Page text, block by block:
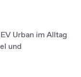
Sicherheit im
Urban im Alltag
und